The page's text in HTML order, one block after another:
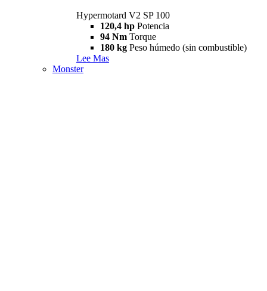
Hypermotard V2 SP 100
120,4 hp Potencia
94 Nm Torque
180 kg Peso húmedo (sin combustible)
Lee Mas
Monster